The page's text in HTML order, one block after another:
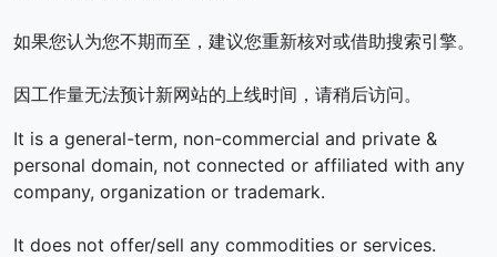
如果您认为您不期而至，建议您重新核对或借助搜索引擎。
因工作量无法预计新网站的上线时间，请稍后访问。
It is a general-term, non-commercial and private &
personal domain, not connected or affiliated with any
company, organization or trademark.
It does not offer/sell any commodities or services.